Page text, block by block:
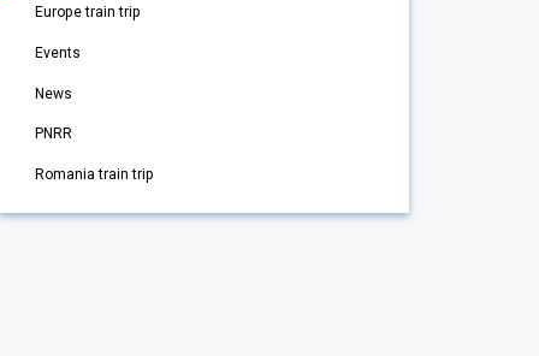
Europe train trip
Events
News
PNRR
Romania train trip